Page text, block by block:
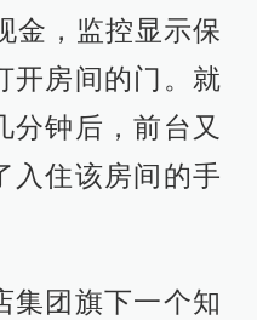
金，监控显示保
开房间的门。就
分钟后，前台又
入住该房间的手
集团旗下一个知